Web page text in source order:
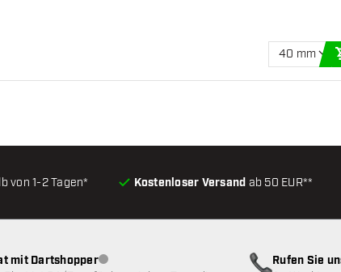
40 mm
von 1-2 Tagen* Kostenloser Versand ab 50 EUR**
mit DartshopperKundenservice nicht verfügbar Rufen Sie